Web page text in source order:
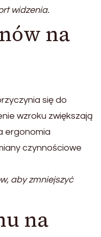
widzenia.
na
się do
wzroku zwiększają
ergonomia
czynnościowe
aby zmniejszyć
na